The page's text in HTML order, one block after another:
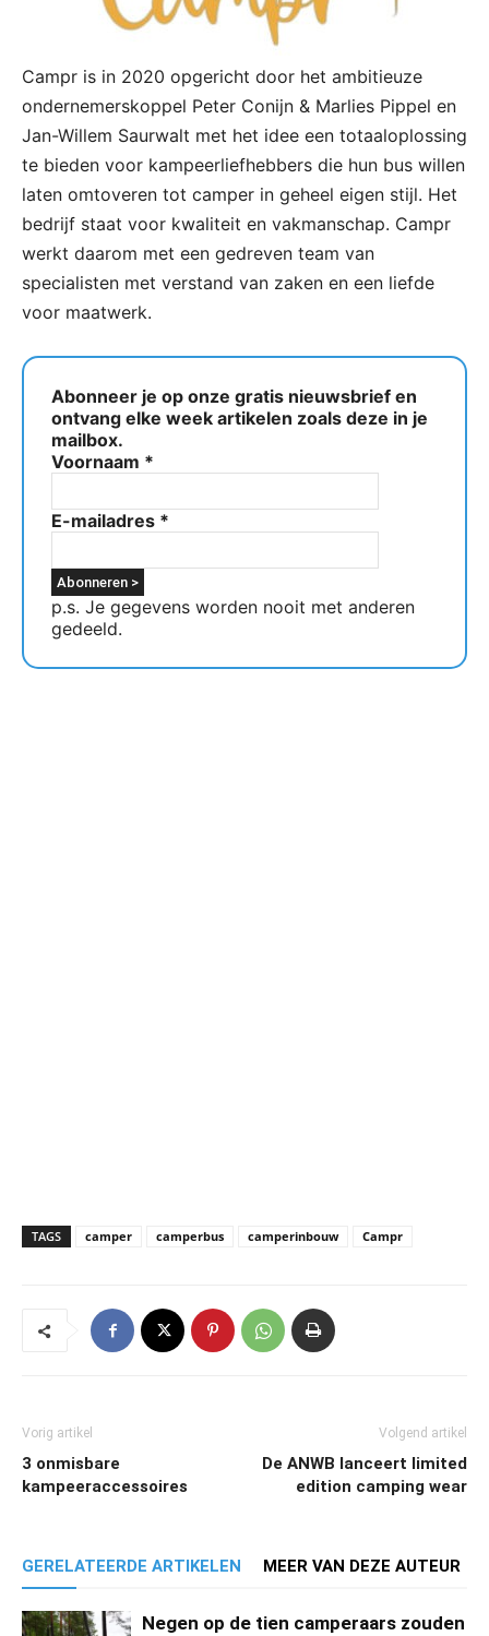
Campr is in 2020 opgericht door het ambitieuze
ondernemerskoppel Peter Conijn & Marlies Pippel en
Jan-Willem Saurwalt met het idee een totaaloplossing
te bieden voor kampeerliefhebbers die hun bus willen
laten omtoveren tot camper in geheel eigen stijl. Het
bedrijf staat voor kwaliteit en vakmanschap. Campr
werkt daarom met een gedreven team van
specialisten met verstand van zaken en een liefde
voor maatwerk.
Abonneer je op onze gratis nieuwsbrief en
ontvang elke week artikelen zoals deze in je
mailbox.
Voornaam *
E-mailadres *
p.s. Je gegevens worden nooit met anderen
gedeeld.
TAGS camper camperbus camperinbouw Campr
Vorig artikel
3 onmisbare
kampeeraccessoires
Volgend artikel
De ANWB lanceert limited
edition camping wear
GERELATEERDE ARTIKELEN MEER VAN DEZE AUTEUR
Negen op de tien camperaars zouden